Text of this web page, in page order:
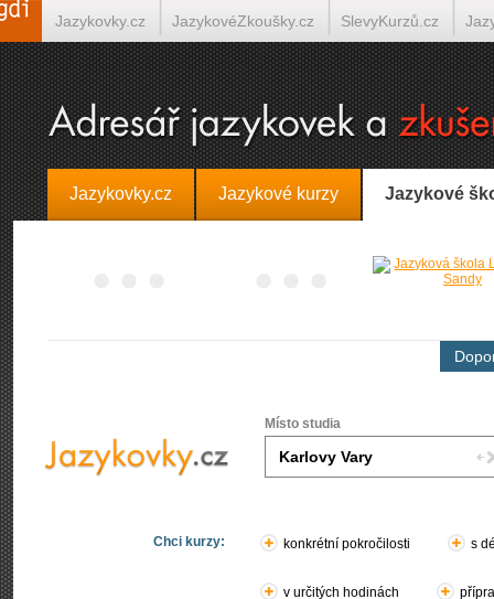
Jazykovky.cz Jazykové kurzy Jazykové
Místo studia
Chci kurzy: konkrétní pokročilosti s
v určitých hodinách
Jazykovky.cz JazykovéZkoušky.cz SlevyKurzů.cz
Španělština on-line Italština on-line Tlumočení-